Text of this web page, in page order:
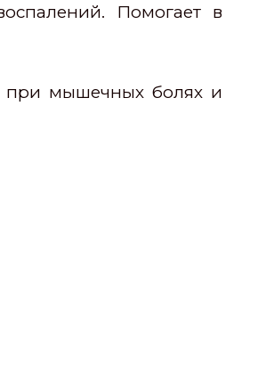
Помогает в
при мышечных болях и